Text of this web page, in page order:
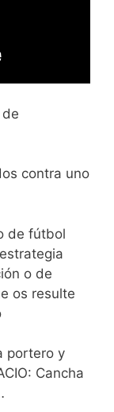
contra uno
de fútbol
o de
os resulte
portero y
Cancha